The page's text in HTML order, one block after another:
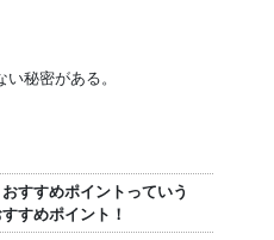
秘密がある。
すすめポイントっていう
すめポイント！